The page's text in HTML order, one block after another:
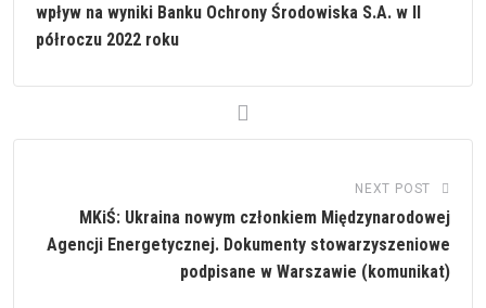
wpływ na wyniki Banku Ochrony Środowiska S.A. w II
półroczu 2022 roku
NEXT POST
MKiŚ: Ukraina nowym członkiem Międzynarodowej
Agencji Energetycznej. Dokumenty stowarzyszeniowe
podpisane w Warszawie (komunikat)